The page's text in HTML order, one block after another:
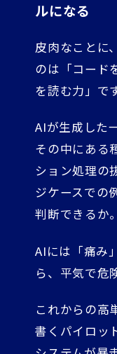
ルになる
皮肉なことに
のは「コード
を読む力」です
AIが生成した
その中にある
ション処理の
ジケースでの
判断できるか。
AIには「痛み
ら、平気で危
これからの高
書くパイロッ